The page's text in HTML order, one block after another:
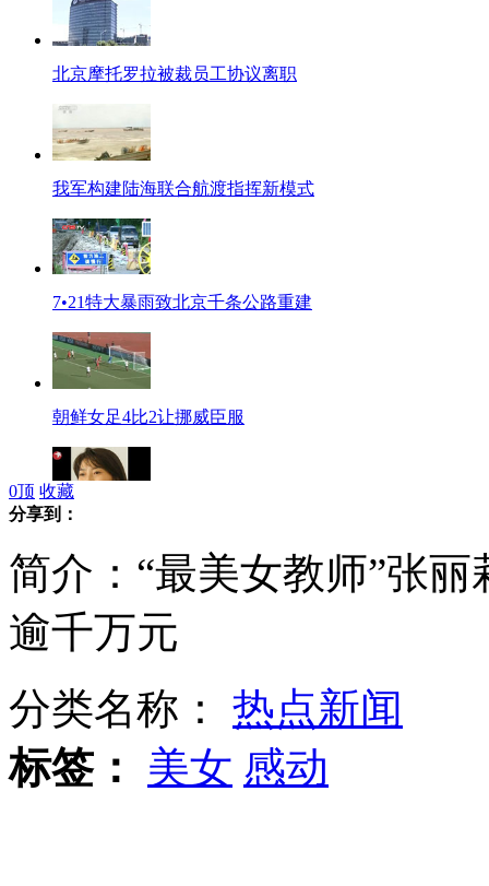
北京摩托罗拉被裁员工协议离职
我军构建陆海联合航渡指挥新模式
7•21特大暴雨致北京千条公路重建
朝鲜女足4比2让挪威臣服
调查：云南13名娃娃为父母讨薪
财政部要求全国事业单位自查公车情况
0顶 收藏
分享到：
简介：“最美女教师”张
逾千万元
分类名称： 热点新闻
标签：
美女 感动